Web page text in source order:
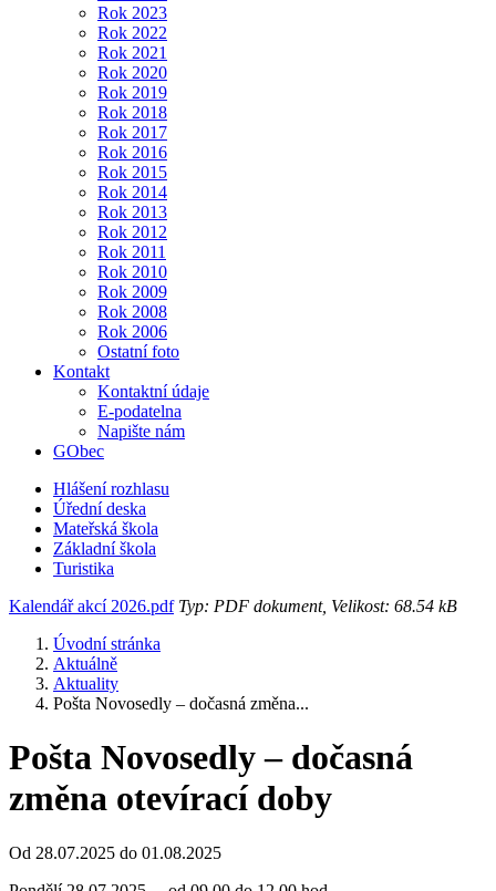
Rok 2023
Rok 2022
Rok 2021
Rok 2020
Rok 2019
Rok 2018
Rok 2017
Rok 2016
Rok 2015
Rok 2014
Rok 2013
Rok 2012
Rok 2011
Rok 2010
Rok 2009
Rok 2008
Rok 2006
Ostatní foto
Kontakt
Kontaktní údaje
E-podatelna
Napište nám
GObec
Hlášení rozhlasu
Úřední deska
Mateřská škola
Základní škola
Turistika
Kalendář akcí 2026.pdfTyp: PDF dokument, Velikost: 68.54 kB
Úvodní stránka
Aktuálně
Aktuality
Pošta Novosedly – dočasná změna...
Pošta Novosedly – dočasná
změna otevírací doby
Od 28.07.2025 do 01.08.2025